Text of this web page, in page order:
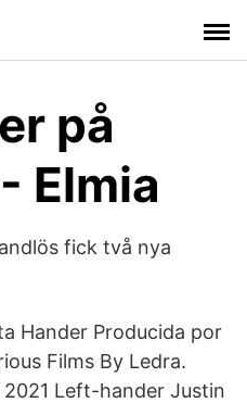
på
Elmia
fick två nya
Hander Producida por
Films By Ledra.
Left-hander Justin